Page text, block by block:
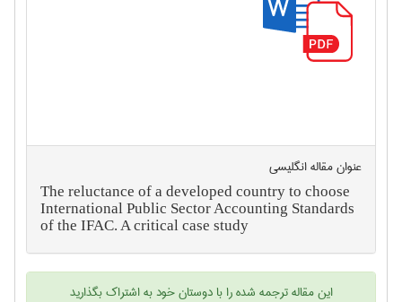
عنوان مقاله انگليسی
The reluctance of a developed country to choose
International Public Sector Accounting Standards
of the IFAC. A critical case study
اینمقاله ترجمه شدهرا با دوستان خود به اشتراک بگذارید